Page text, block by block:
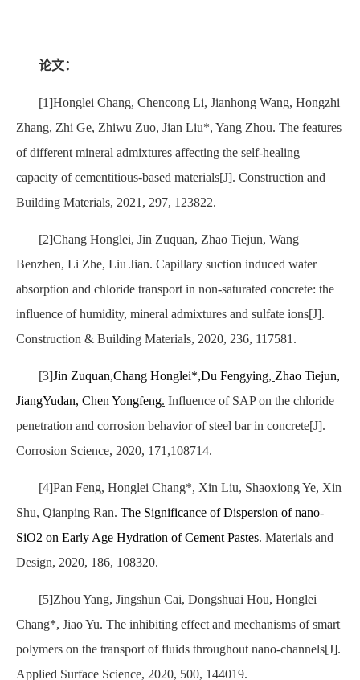
论文：
[1]Honglei Chang, Chencong Li, Jianhong Wang, Hongzhi
Zhang, Zhi Ge, Zhiwu Zuo, Jian Liu*, Yang Zhou. The features
of different mineral admixtures affecting the self-healing
capacity of cementitious-based materials[J]. Construction and
Building Materials, 2021, 297, 123822.
[2]Chang Honglei, Jin Zuquan, Zhao Tiejun, Wang
Benzhen, Li Zhe, Liu Jian. Capillary suction induced water
absorption and chloride transport in non-saturated concrete: the
influence of humidity, mineral admixtures and sulfate ions[J].
Construction & Building Materials, 2020, 236, 117581.
[3]Jin Zuquan,Chang Honglei*,Du Fengying, Zhao Tiejun,
JiangYudan, Chen Yongfeng. Influence of SAP on the chloride
penetration and corrosion behavior of steel bar in concrete[J].
Corrosion Science, 2020, 171,108714.
[4]Pan Feng, Honglei Chang*, Xin Liu, Shaoxiong Ye, Xin
Shu, Qianping Ran. The Significance of Dispersion of nano-
SiO2 on Early Age Hydration of Cement Pastes. Materials and
Design, 2020, 186, 108320.
[5]Zhou Yang, Jingshun Cai, Dongshuai Hou, Honglei
Chang*, Jiao Yu. The inhibiting effect and mechanisms of smart
polymers on the transport of fluids throughout nano-channels[J].
Applied Surface Science, 2020, 500, 144019.